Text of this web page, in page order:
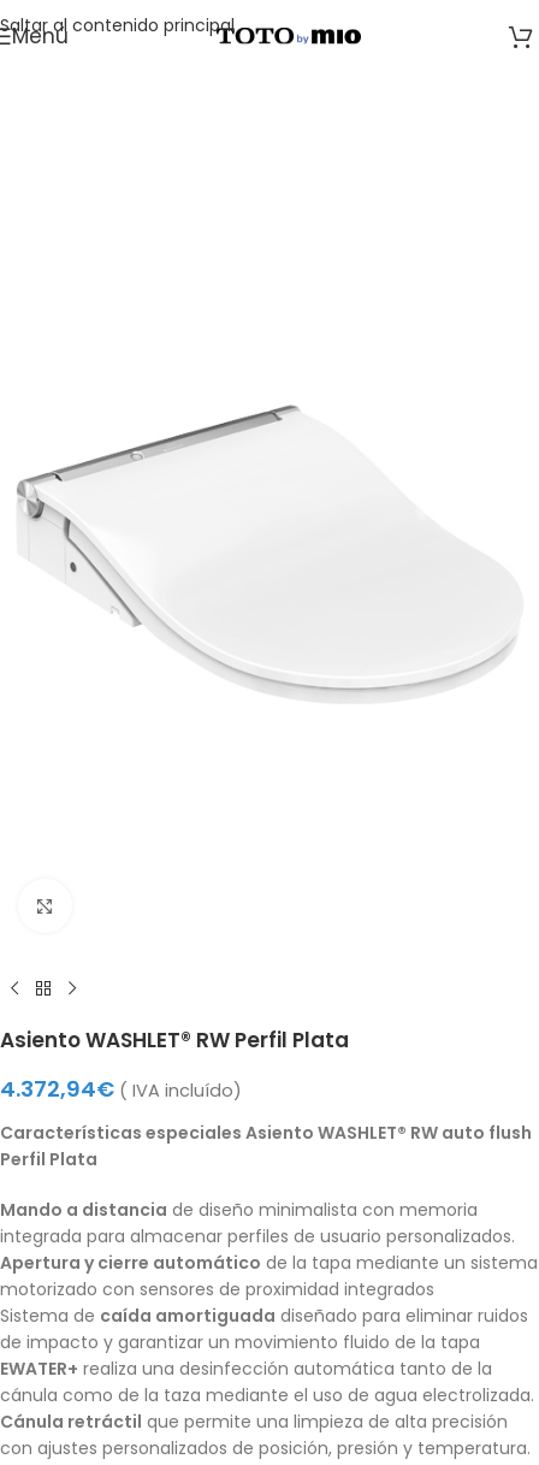
Saltar al contenido principal
Menú
Asiento WASHLET® RW Perfil Plata
4.372,94€ ( IVA incluído)
Características especiales Asiento WASHLET® RW auto flush
Perfil Plata
Mando a distancia de diseño minimalista con memoria
integrada para almacenar perfiles de usuario personalizados.
Apertura y cierre automático de la tapa mediante un sistema
motorizado con sensores de proximidad integrados
Sistema de caída amortiguada diseñado para eliminar ruidos
de impacto y garantizar un movimiento fluido de la tapa
EWATER+ realiza una desinfección automática tanto de la
cánula como de la taza mediante el uso de agua electrolizada.
Cánula retráctil que permite una limpieza de alta precisión
con ajustes personalizados de posición, presión y temperatura.